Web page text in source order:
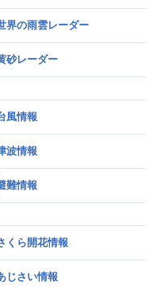
界の雨雲レーダー
砂レーダー
風情報
波情報
難情報
くら開花情報
じさい情報